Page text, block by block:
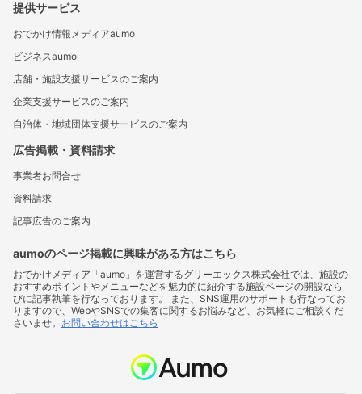
提供サービス
おでかけ情報メディアaumo
ビジネスaumo
店舗・施設支援サービスのご案内
企業支援サービスのご案内
自治体・地域団体支援サービスのご案内
広告掲載・資料請求
事業者お問合せ
資料請求
記事広告のご案内
aumoのページ掲載に興味がある方はこちら
おでかけメディア「aumo」を運営するグリーエックス株式会社では、施設の
おすすめポイントやメニューなどを魅力的に紹介する施設ページの開設なら
びに記事執筆を行なっております。 また、SNS運用のサポートも行なってお
りますので、WebやSNSでの集客に関するお悩みなど、お気軽にご相談くだ
さいませ。 お問い合わせはこちら